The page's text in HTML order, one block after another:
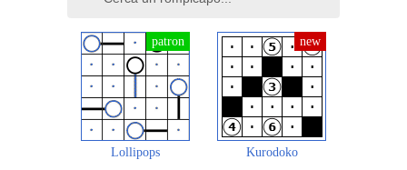
Lollipops Kurodoko